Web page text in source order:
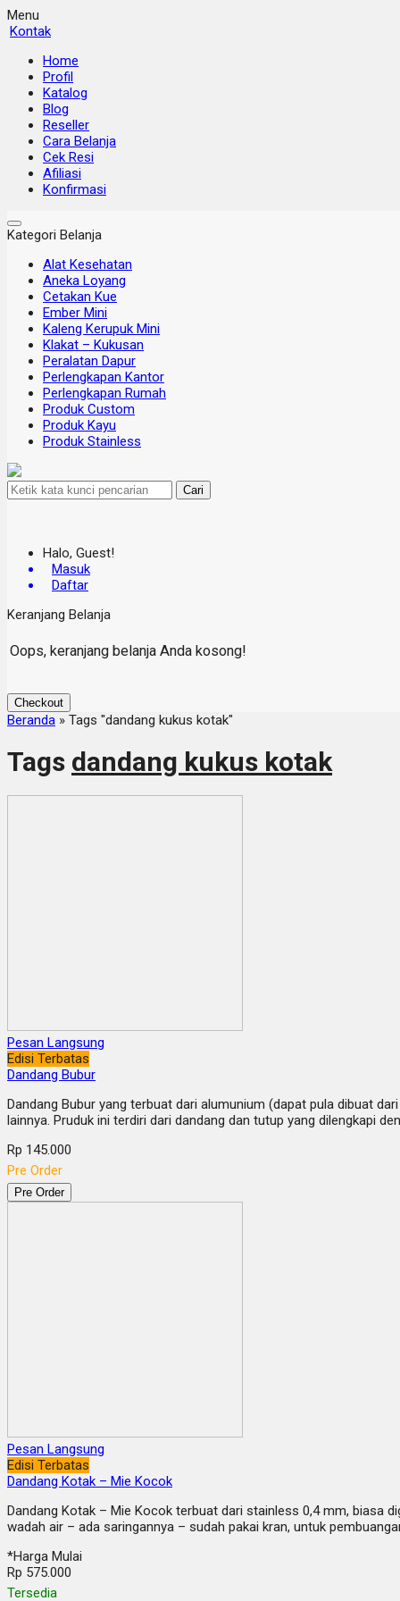
Menu
Kontak
Home
Profil
Katalog
Blog
Reseller
Cara Belanja
Cek Resi
Afiliasi
Konfirmasi
Kategori Belanja
Alat Kesehatan
Aneka Loyang
Cetakan Kue
Ember Mini
Kaleng Kerupuk Mini
Klakat – Kukusan
Peralatan Dapur
Perlengkapan Kantor
Perlengkapan Rumah
Produk Custom
Produk Kayu
Produk Stainless
Cari
Halo, Guest!
Masuk
Daftar
Keranjang Belanja
Oops, keranjang belanja Anda kosong!
Checkout
Beranda » Tags "dandang kukus kotak"
Tags dandang kukus kotak
Pesan Langsung
Edisi Terbatas
Dandang Bubur
Dandang Bubur yang terbuat dari alumunium (dapat pula dibuat
lainnya. Pruduk ini terdiri dari dandang dan tutup yang dilengkapi
Rp 145.000
Pre Order
Pre Order
Pesan Langsung
Edisi Terbatas
Dandang Kotak – Mie Kocok
Dandang Kotak – Mie Kocok terbuat dari stainless 0,4 mm, biasa
wadah air – ada saringannya – sudah pakai kran, untuk
*Harga Mulai
Rp 575.000
Tersedia